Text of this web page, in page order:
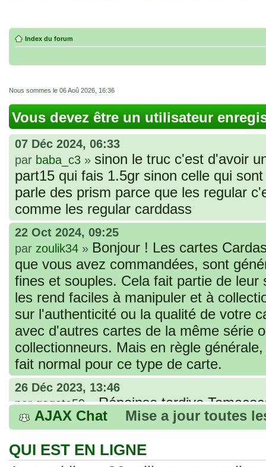
Index du forum
Nous sommes le 06 Aoû 2026, 16:36
Vous devez être un utilisateur
07 Déc 2024, 06:33
par baba_c3 » sinon le truc c'est d'avoir
part15 qui fais 1.5gr sinon celle qui
parle des prism parce que les regular
comme les regular carddass
22 Oct 2024, 09:25
par zoulik34 » Bonjour ! Les cartes
que vous avez commandées, sont
fines et souples. Cela fait partie de
les rend faciles à manipuler et à
sur l'authenticité ou la qualité de votre
avec d'autres cartes de la même série
collectionneurs. Mais en règle
fait normal pour ce type de carte.
26 Déc 2023, 13:46
pargogeta59»Répoinse tardive
acheter une réédition de cette Hondan ?
02 Juin 2023, 14:17
parTomacoco»Bonjour j'ai commandé
AJAX Chat Mise a jour toutes
QUI EST EN LIGNE